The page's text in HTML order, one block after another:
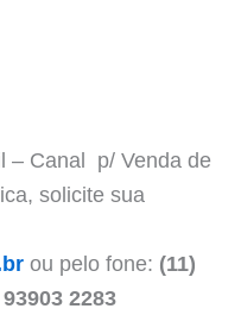
– Canal p/ Venda de
solicite sua
ou pelo fone: (11)
2283